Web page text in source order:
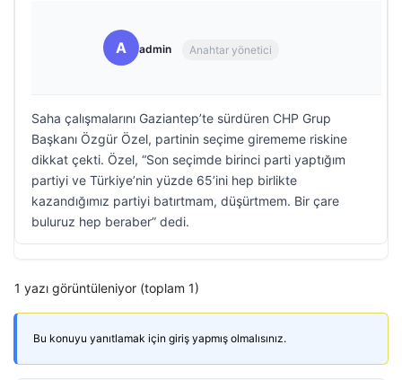
A admin Anahtar yönetici
Saha çalışmalarını Gaziantep’te sürdüren CHP Grup
Başkanı Özgür Özel, partinin seçime girememe riskine
dikkat çekti. Özel, “Son seçimde birinci parti yaptığım
partiyi ve Türkiye’nin yüzde 65’ini hep birlikte
kazandığımız partiyi batırtmam, düşürtmem. Bir çare
buluruz hep beraber” dedi.
1 yazı görüntüleniyor (toplam 1)
Bu konuyu yanıtlamak için giriş yapmış olmalısınız.